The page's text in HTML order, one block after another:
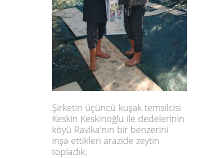
Şirketin üçüncü kuşak temsilcisi
Keskin Keskinoğlu ile dedelerinin
köyü Ravika'nın bir benzerini
inşa ettikleri arazide zeytin
topladık.